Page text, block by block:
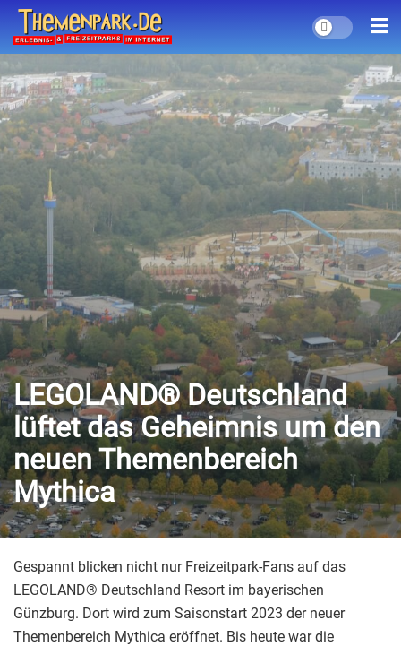
LEGOLAND® Deutschland
lüftet das Geheimnis um den
neuen Themenbereich
Mythica
Gespannt blicken nicht nur Freizeitpark-Fans auf das
LEGOLAND® Deutschland Resort im bayerischen
Günzburg. Dort wird zum Saisonstart 2023 der neuer
Themenbereich Mythica eröffnet. Bis heute war die